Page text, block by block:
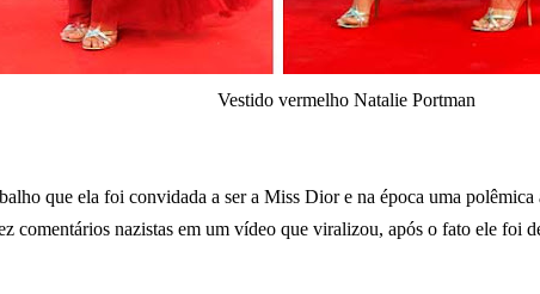
Vestido vermelho Natalie Portman
que ela foi convidada a ser a Miss Dior e na época uma
comentários nazistas em um vídeo que viralizou, após o fato ele foi